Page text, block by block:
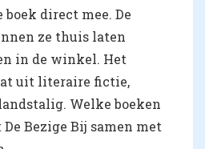
direct mee. De
ze thuis laten
in de winkel. Het
uit literaire fictie,
Welke boeken
Bezige Bij samen met